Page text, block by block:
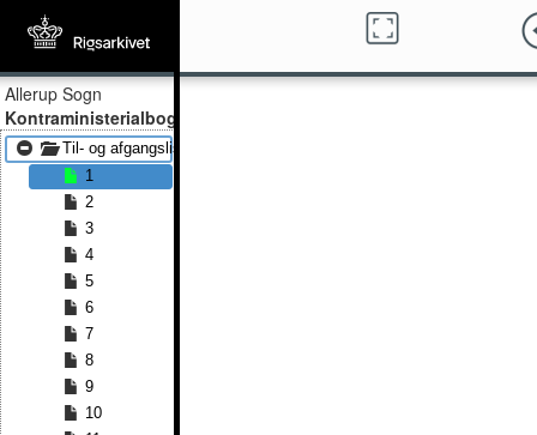
Allerup Sogn
Kontraministerialbog
Til- og afgangslister 1814 - Til- og afgangslister 1834
1
2
3
4
5
6
7
8
9
10